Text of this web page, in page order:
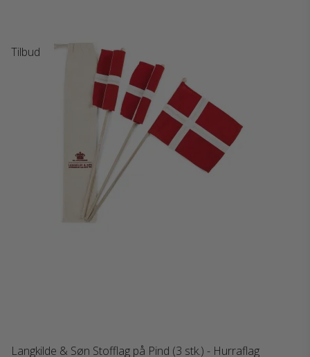
Tilbud
Langkilde & Søn Stofflag på Pind (3 stk.) - Hurraflag